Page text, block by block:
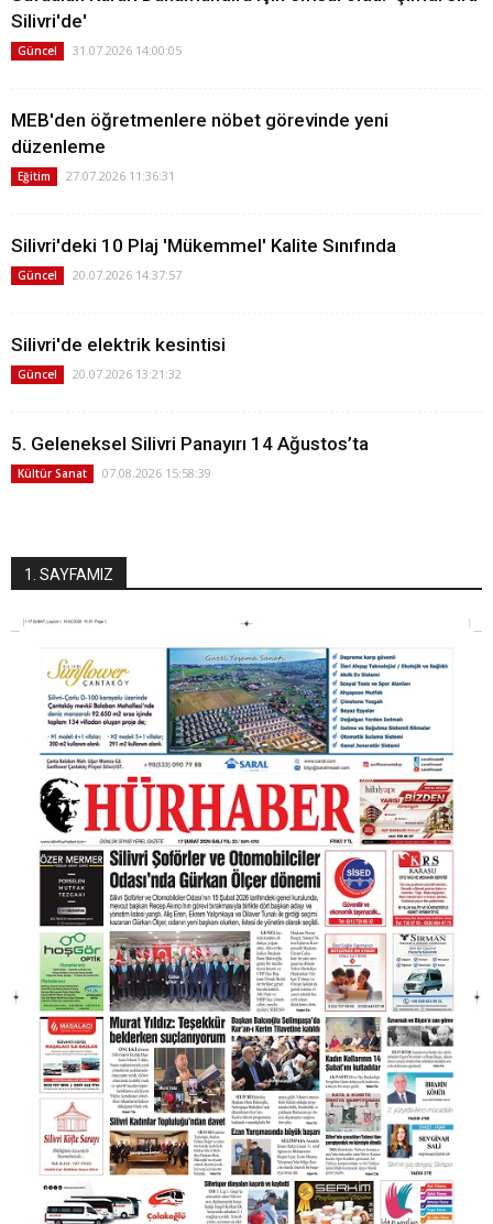
Silivri'de'
Güncel 31.07.2026 14:00:05
MEB'den öğretmenlere nöbet görevinde yeni
düzenleme
Eğitim 27.07.2026 11:36:31
Silivri'deki 10 Plaj 'Mükemmel' Kalite Sınıfında
Güncel 20.07.2026 14:37:57
Silivri'de elektrik kesintisi
Güncel 20.07.2026 13:21:32
5. Geleneksel Silivri Panayırı 14 Ağustos’ta
Kültür Sanat 07.08.2026 15:58:39
1. SAYFAMIZ